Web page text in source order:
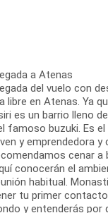
a Atenas
del vuelo con
libre en Atenas. Ya
es un barrio lleno
famoso buzuki. Es
y emprendedora
cenar a
conocerán el
habitual.
tu primer